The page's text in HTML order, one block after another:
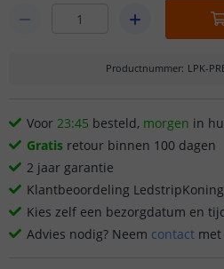
Productnummer: LPK-
Voor 23:45 besteld, morgen in
Gratis retour binnen 100 dagen
2 jaar garantie
Klantbeoordeling
Kies zelf een bezorgdatum en
Advies nodig? Neem contact met